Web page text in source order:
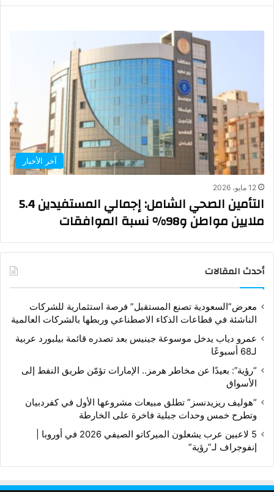
آخر الأخبار
12 مايو، 2026
التأمين الصحي الشامل: إجمالي المستفيدين 5.4
ملايين مواطن و98% نسبة الموافقات
أحدث المقالات
معرض”السعودية تصنع المستقبل” فرصة استثمارية للشركات
الناشئة في قطاعات الذكاء الاصطناعي وربطها بالشركات العالمية
عمرو دياب يدخل موسوعة جينيس بعد تصدره قائمة بيلبورد عربية
لـ68 أسبوعًا
“رؤية”: بعيدًا عن مخاطر هرمز.. الإمارات تؤمّن طريق النفط إلى
الأسواق
“هوليف ريزيدنسز” تطلق مبيعات مشروعها الأول في كفردبيان
وتطرح خمس وحدات جبلية فاخرة على الخارطة
5 لاعبين عرب يشعلون الميركاتو الصيفي 2026 في أوروبا |
إنفوجراف لـ”رؤية”